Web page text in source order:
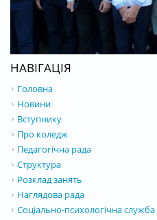
НАВІГАЦІЯ
Головна
Новини
Вступнику
Про коледж
Педагогічна рада
Структура
Розклад занять
Наглядова рада
Соціально-психологічна служба